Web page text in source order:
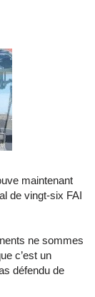
maintenant
de vingt-six FAI
ne sommes
c’est un
défendu de